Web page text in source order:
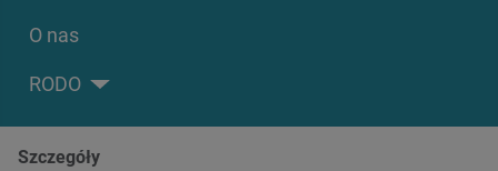
O nas
RODO
Szczegóły